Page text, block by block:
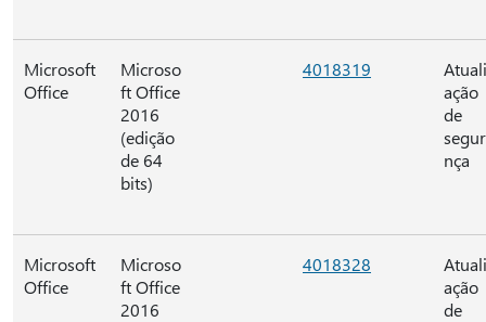
Microsoft
Office
Microso
ft Office
2016
(edição
de 64
bits)
4018319
ação
de
nça
Microsoft
Office
Microso
ft Office
2016
4018328
ação
de